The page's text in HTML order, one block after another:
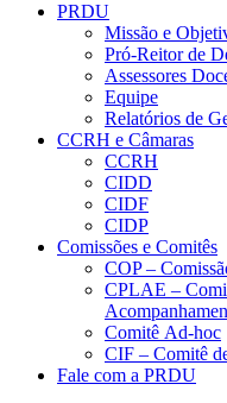
PRDU
Missão e
Pró-Reitor de
Assessores
Equipe
Relatórios de
CCRH e Câmaras
CCRH
CIDD
CIDF
CIDP
Comissões e Comitês
COP –
CPLAE –
Comitê Ad-hoc
CIF – Comitê
Fale com a PRDU